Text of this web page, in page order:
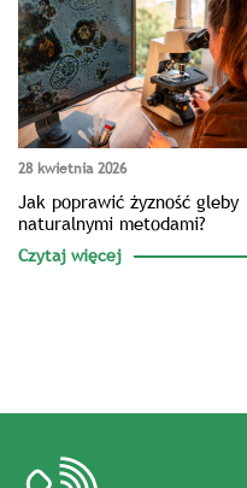
28 kwietnia 2026
Jak poprawić żyzność gleby
naturalnymi metodami?
Czytaj więcej